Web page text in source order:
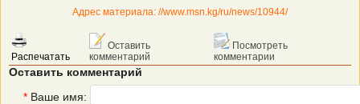
Адрес материала: //www.msn.kg/ru/news/10944/
Распечатать
Оставить
комментарий
Посмотреть
комментарии
Оставить комментарий
* Ваше имя: